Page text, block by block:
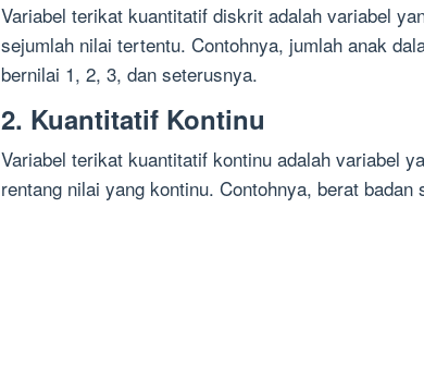
Variabel terikat kuantitatif diskrit adalah variabel
sejumlah nilai tertentu. Contohnya, jumlah anak
bernilai 1, 2, 3, dan seterusnya.
2. Kuantitatif Kontinu
Variabel terikat kuantitatif kontinu adalah variabel
rentang nilai yang kontinu. Contohnya, berat badan